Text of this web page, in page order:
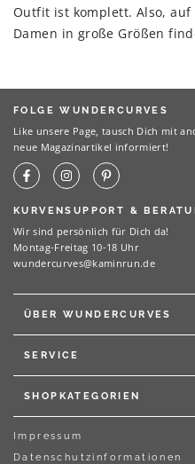
Outfit ist komplett. Also, auf
Damen in große Größen
FOLGE WUNDERCURVES
Like unsere Page, tausch Dich mit
neue Magazinartikel informiert!
KURVENSUPPORT &
Wir sind persönlich für Dich da!
Montag-Freitag 10-18 Uhr
wundercurves@kaminrun.de
ÜBER WUNDERCURVES
SERVICE
SHOPKATEGORIEN
Impressum
Datenschutzinformationen